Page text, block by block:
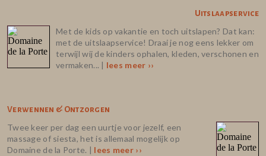
Uitslaapservice
Met de kids op vakantie en toch uitslapen? Dat kan:
met de uitslaapservice! Draai je nog eens lekker om
terwijl wij de kinders ophalen, kleden, verschonen en
vermaken... | lees meer ››
Verwennen & Ontzorgen
Twee keer per dag een uurtje voor jezelf, een
massage of siesta, het is allemaal mogelijk op
Domaine de la Porte. | lees meer ››